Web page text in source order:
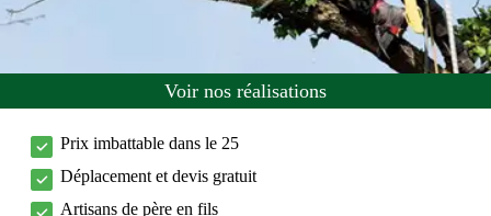
Voir nos réalisations
Prix imbattable dans le 25
Déplacement et devis gratuit
Artisans de père en fils